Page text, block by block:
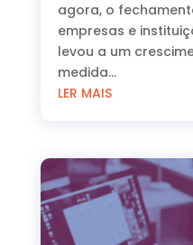
agora, o
empresas e
levou a um
medida...
LER MAIS